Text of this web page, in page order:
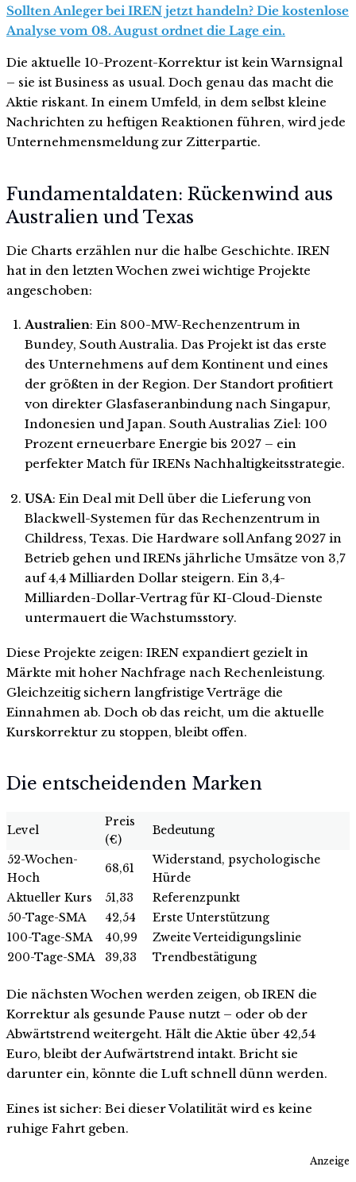
Sollten Anleger bei IREN jetzt handeln? Die kostenlose
Analyse vom 08. August ordnet die Lage ein.
Die aktuelle 10-Prozent-Korrektur ist kein Warnsignal
– sie ist Business as usual. Doch genau das macht die
Aktie riskant. In einem Umfeld, in dem selbst kleine
Nachrichten zu heftigen Reaktionen führen, wird jede
Unternehmensmeldung zur Zitterpartie.
Fundamentaldaten: Rückenwind aus
Australien und Texas
Die Charts erzählen nur die halbe Geschichte. IREN
hat in den letzten Wochen zwei wichtige Projekte
angeschoben:
Australien: Ein 800-MW-Rechenzentrum in
Bundey, South Australia. Das Projekt ist das erste
des Unternehmens auf dem Kontinent und eines
der größten in der Region. Der Standort profitiert
von direkter Glasfaseranbindung nach Singapur,
Indonesien und Japan. South Australias Ziel: 100
Prozent erneuerbare Energie bis 2027 – ein
perfekter Match für IRENs Nachhaltigkeitsstrategie.
USA: Ein Deal mit Dell über die Lieferung von
Blackwell-Systemen für das Rechenzentrum in
Childress, Texas. Die Hardware soll Anfang 2027 in
Betrieb gehen und IRENs jährliche Umsätze von 3,7
auf 4,4 Milliarden Dollar steigern. Ein 3,4-
Milliarden-Dollar-Vertrag für KI-Cloud-Dienste
untermauert die Wachstumsstory.
Diese Projekte zeigen: IREN expandiert gezielt in
Märkte mit hoher Nachfrage nach Rechenleistung.
Gleichzeitig sichern langfristige Verträge die
Einnahmen ab. Doch ob das reicht, um die aktuelle
Kurskorrektur zu stoppen, bleibt offen.
Die entscheidenden Marken
Level
Preis
(€)
Bedeutung
52-Wochen-
Hoch
68,61
Widerstand, psychologische
Hürde
Aktueller Kurs
51,33
Referenzpunkt
50-Tage-SMA
42,54
Erste Unterstützung
100-Tage-SMA
40,99
Zweite Verteidigungslinie
200-Tage-SMA
39,33 Trendbestätigung
Die nächsten Wochen werden zeigen, ob IREN die
Korrektur als gesunde Pause nutzt – oder ob der
Abwärtstrend weitergeht. Hält die Aktie über 42,54
Euro, bleibt der Aufwärtstrend intakt. Bricht sie
darunter ein, könnte die Luft schnell dünn werden.
Eines ist sicher: Bei dieser Volatilität wird es keine
ruhige Fahrt geben.
Anzeige